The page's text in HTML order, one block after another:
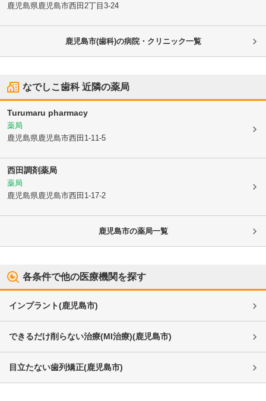
鹿児島県鹿児島市西田2丁目3-24
鹿児島市(歯科)の病院・クリニック一覧
なでしこ歯科近隣の薬局
Turumaru pharmacy
薬局
鹿児島県鹿児島市西田1-11-5
西田調剤薬局
薬局
鹿児島県鹿児島市西田1-17-2
鹿児島市の薬局一覧
各条件で他の医療機関を探す
インプラント(鹿児島市)
できるだけ削らない治療(MI治療)(鹿児島市)
目立たない歯列矯正(鹿児島市)